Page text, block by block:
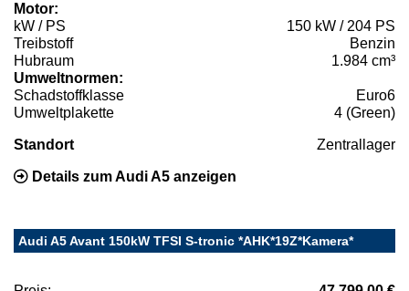
Motor:
kW / PS
150 kW / 204 PS
Treibstoff
Benzin
Hubraum
1.984 cm³
Umweltnormen:
Schadstoffklasse
Euro6
Umweltplakette
4 (Green)
Standort Zentrallager
Details zum Audi A5 anzeigen
Audi A5 Avant 150kW TFSI S-tronic *AHK*19Z*Kamera*